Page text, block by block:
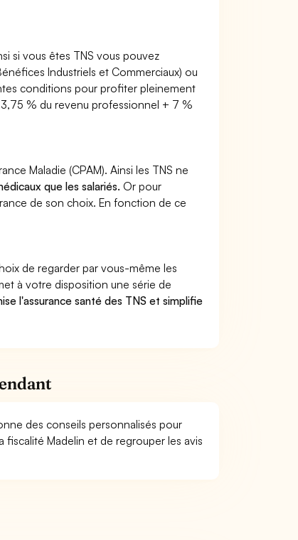
si vous êtes TNS vous pouvez
Industriels et Commerciaux) ou
conditions pour profiter pleinement
% du revenu professionnel + 7 %
Maladie (CPAM). Ainsi les TNS ne
que les salariés. Or pour
de son choix. En fonction de ce
de regarder par vous-même les
à votre disposition une série de
l'assurance santé des TNS et simplifie
des conseils personnalisés pour
Madelin et de regrouper les avis